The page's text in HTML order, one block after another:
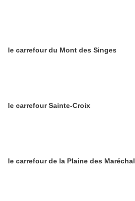
le carrefour du Mont des Singes
le carrefour Sainte-Croix
le carrefour de la Plaine des Maréchal